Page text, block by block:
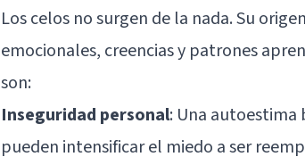
Los celos no surgen de la nada. Su
emocionales, creencias y patrones
son:
Inseguridad personal: Una autoestima
pueden intensificar el miedo a ser